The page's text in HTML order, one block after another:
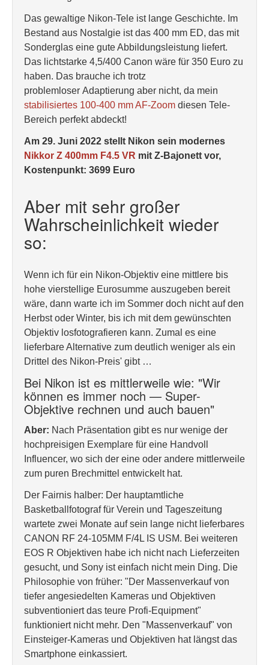
Das gewaltige Nikon-Tele ist lange Geschichte. Im
Bestand aus Nostalgie ist das 400 mm ED, das mit
Sonderglas eine gute Abbildungsleistung liefert.
Das lichtstarke 4,5/400 Canon wäre für 350 Euro zu
haben. Das brauche ich trotz
problemloser Adaptierung aber nicht, da mein
stabilisiertes 100-400 mm AF-Zoom diesen Tele-
Bereich perfekt abdeckt!
Am 29. Juni 2022 stellt Nikon sein modernes
Nikkor Z 400mm F4.5 VR mit Z-Bajonett vor,
Kostenpunkt: 3699 Euro
Aber mit sehr großer
Wahrscheinlichkeit wieder
so:
Wenn ich für ein Nikon-Objektiv eine mittlere bis
hohe vierstellige Eurosumme auszugeben bereit
wäre, dann warte ich im Sommer doch nicht auf den
Herbst oder Winter, bis ich mit dem gewünschten
Objektiv losfotografieren kann. Zumal es eine
lieferbare Alternative zum deutlich weniger als ein
Drittel des Nikon-Preis' gibt …
Bei Nikon ist es mittlerweile wie: "Wir
können es immer noch — Super-
Objektive rechnen und auch bauen"
Aber: Nach Präsentation gibt es nur wenige der
hochpreisigen Exemplare für eine Handvoll
Influencer, wo sich der eine oder andere mittlerweile
zum puren Brechmittel entwickelt hat.
Der Fairnis halber: Der hauptamtliche
Basketballfotograf für Verein und Tageszeitung
wartete zwei Monate auf sein lange nicht lieferbares
CANON RF 24-105MM F/4L IS USM. Bei weiteren
EOS R Objektiven habe ich nicht nach Lieferzeiten
gesucht, und Sony ist einfach nicht mein Ding. Die
Philosophie von früher: "Der Massenverkauf von
tiefer angesiedelten Kameras und Objektiven
subventioniert das teure Profi-Equipment"
funktioniert nicht mehr. Den "Massenverkauf" von
Einsteiger-Kameras und Objektiven hat längst das
Smartphone einkassiert.